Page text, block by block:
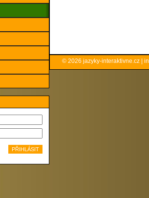
© 2026 jazyky-interaktivne.cz